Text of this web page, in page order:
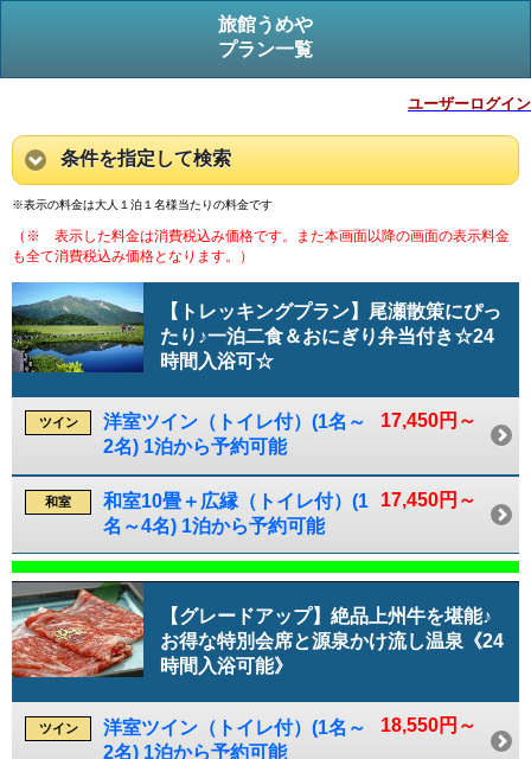
旅館うめや
プラン一覧
ユーザーログイン
条件を指定して検索
※表示の料金は大人１泊１名様当たりの料金です
（※ 表示した料金は消費税込み価格です。また本画面以降の画面の表示料金
も全て消費税込み価格となります。）
【トレッキングプラン】尾瀬散策にぴっ
たり♪一泊二食＆おにぎり弁当付き☆24
時間入浴可☆
17,450円～
ツイン
洋室ツイン（トイレ付）(1名～
2名) 1泊から予約可能
17,450円～
和室
和室10畳＋広縁（トイレ付）(1
名～4名) 1泊から予約可能
【グレードアップ】絶品上州牛を堪能♪
お得な特別会席と源泉かけ流し温泉《24
時間入浴可能》
18,550円～
ツイン
洋室ツイン（トイレ付）(1名～
2名) 1泊から予約可能